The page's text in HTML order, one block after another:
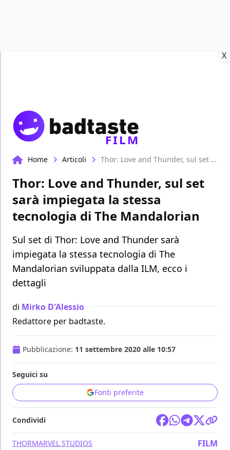
X
FILM
Home Articoli Thor: Love and Thunder, sul set sarà impiegata la stessa tecnologia di The Mandalorian
Thor: Love and Thunder, sul set
sarà impiegata la stessa
tecnologia di The Mandalorian
Sul set di Thor: Love and Thunder sarà
impiegata la stessa tecnologia di The
Mandalorian sviluppata dalla ILM, ecco i
dettagli
di Mirko D'Alessio
Redattore per badtaste.
Pubblicazione: 11 settembre 2020 alle 10:57
Seguici su
Fonti preferite
Condividi
THORMARVEL STUDIOS FILM